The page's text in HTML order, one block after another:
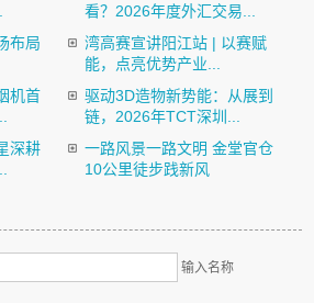
看？2026年度外汇交易...
布局
湾高赛宣讲阳江站 | 以赛赋
能，点亮优势产业...
机首
驱动3D造物新势能：从展到
链，2026年TCT深圳...
深耕
一路风景一路文明 金堂官仓
10公里徒步践新风
输入名称